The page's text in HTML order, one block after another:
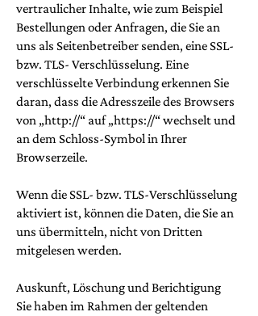
vertraulicher Inhalte, wie zum Beispiel
Bestellungen oder Anfragen, die Sie an
uns als Seitenbetreiber senden, eine SSL-
bzw. TLS- Verschlüsselung. Eine
verschlüsselte Verbindung erkennen Sie
daran, dass die Adresszeile des Browsers
von „http://“ auf „https://“ wechselt und
an dem Schloss-Symbol in Ihrer
Browserzeile.
Wenn die SSL- bzw. TLS-Verschlüsselung
aktiviert ist, können die Daten, die Sie an
uns übermitteln, nicht von Dritten
mitgelesen werden.
Auskunft, Löschung und Berichtigung
Sie haben im Rahmen der geltenden